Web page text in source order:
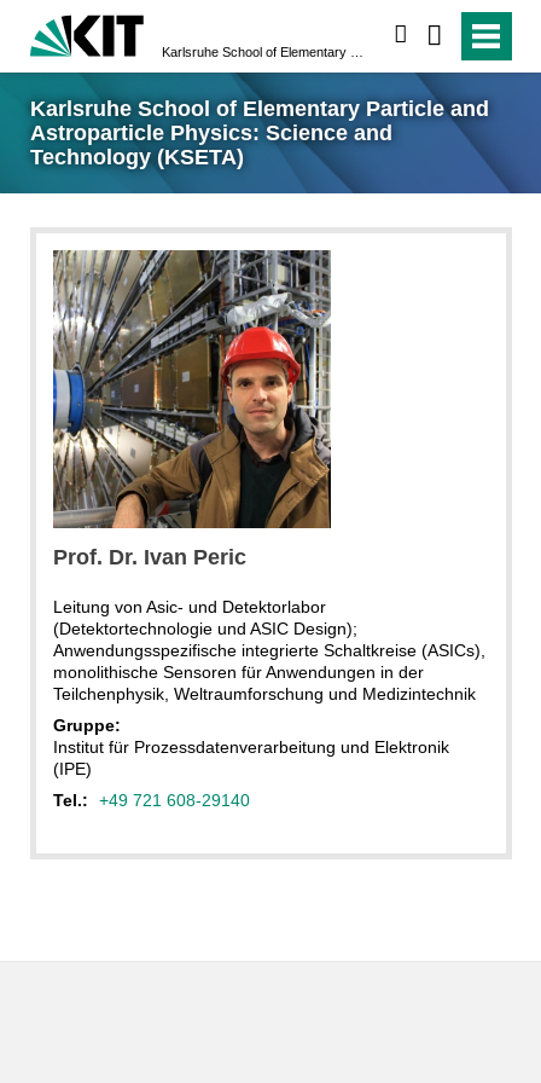
Karlsruhe School of Elementary Particle and
Astroparticle Physics: Science and
Technology (KSETA)
Prof. Dr. Ivan Peric
Leitung von Asic- und Detektorlabor
(Detektortechnologie und ASIC Design);
Anwendungsspezifische integrierte Schaltkreise (ASICs),
monolithische Sensoren für Anwendungen in der
Teilchenphysik, Weltraumforschung und Medizintechnik
Gruppe:
Institut für Prozessdatenverarbeitung und Elektronik
(IPE)
Tel.:
+49 721 608-29140